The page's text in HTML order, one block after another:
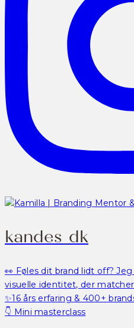
kandes_dk
👀 Føles dit brand lidt off?
visuelle identitet, der
✨16 års erfaring & 400+
👇 Mini masterclass